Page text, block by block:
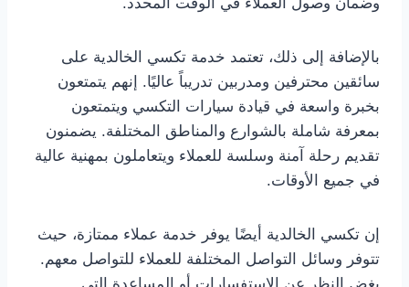
بالإضافة إلى ذلك، تعتمد خدمة تكسي الخالدية على
سائقين محترفين ومدربين تدريباً عاليًا. إنهم يتمتعون
بخبرة واسعة في قيادة سيارات التكسي ويتمتعون
بمعرفة شاملة بالشوارع والمناطق المختلفة. يضمنون
تقديم رحلة آمنة وسلسة للعملاء ويتعاملون بمهنية عالية
في جميع الأوقات.
إن تكسي الخالدية أيضًا يوفر خدمة عملاء ممتازة، حيث
تتوفر وسائل التواصل المختلفة للعملاء للتواصل معهم.